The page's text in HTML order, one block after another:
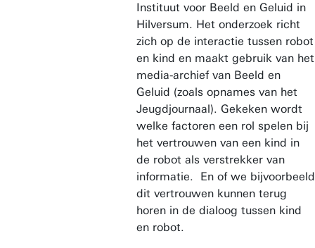
Instituut voor Beeld en Geluid in
Hilversum. Het onderzoek richt
zich op de interactie tussen robot
en kind en maakt gebruik van het
media-archief van Beeld en
Geluid (zoals opnames van het
Jeugdjournaal). Gekeken wordt
welke factoren een rol spelen bij
het vertrouwen van een kind in
de robot als verstrekker van
informatie. En of we bijvoorbeeld
dit vertrouwen kunnen terug
horen in de dialoog tussen kind
en robot.